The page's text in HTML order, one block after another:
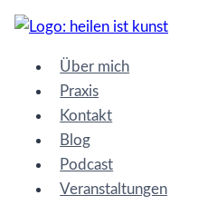
Zum
springen
Über mich
Praxis
Kontakt
Blog
Podcast
Veranstaltungen